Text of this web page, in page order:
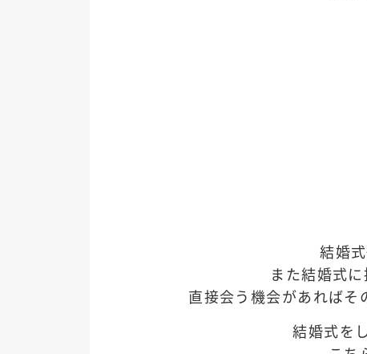
結婚
また結婚式
直接会う機会があればそ
結婚式を